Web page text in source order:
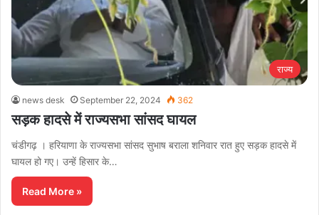
राज्य
news desk September 22, 2024 362
सड़क हादसे में राज्यसभा सांसद घायल
चंडीगढ़ । हरियाणा के राज्यसभा सांसद सुभाष बराला शनिवार रात हुए सड़क हादसे में
घायल हो गए। उन्हें हिसार के…
Read More »